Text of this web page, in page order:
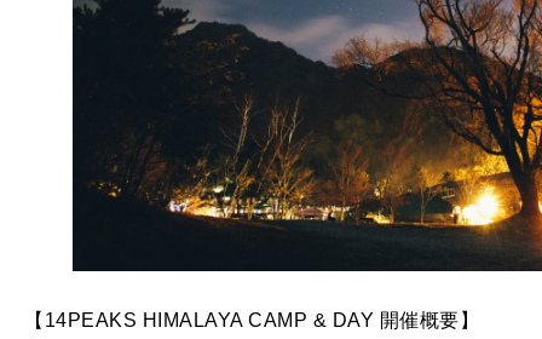
【14PEAKS HIMALAYA CAMP & DAY 開催概要】